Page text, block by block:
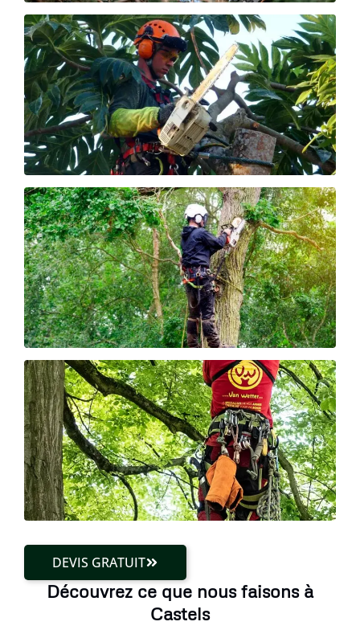
DEVIS GRATUIT
Découvrez ce que nous faisons à
Castels